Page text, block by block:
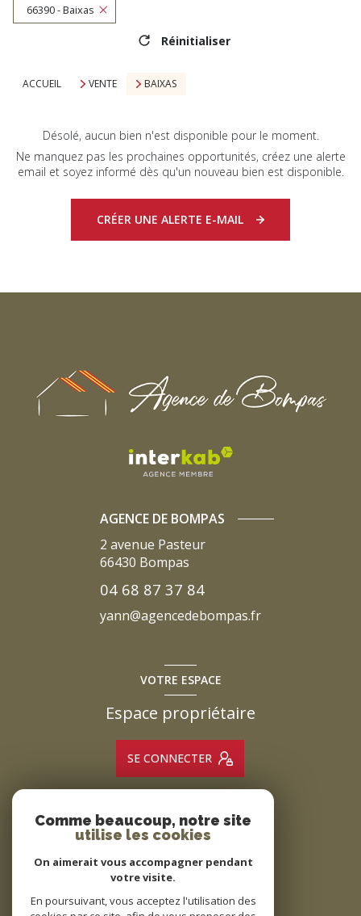
66390 - Baixas
Réinitialiser
ACCUEIL VENTE BAIXAS
Désolé, aucun bien n'est disponible pour le moment.
Ne manquez pas les prochaines opportunités, créez une alerte
email et soyez informé dès qu'un nouveau bien est disponible.
CRÉER UNE ALERTE E-MAIL
AGENCE DE BOMPAS
2 avenue Pasteur
66430 Bompas
04 68 87 37 84
yann@agencedebompas.fr
VOTRE ESPACE
Espace propriétaire
SE CONNECTER
ADHÉRENTS
Nous adhérons
Comme beaucoup, notre site
utilise les cookies
On aimerait vous accompagner pendant
votre visite.
En poursuivant, vous acceptez l'utilisation des